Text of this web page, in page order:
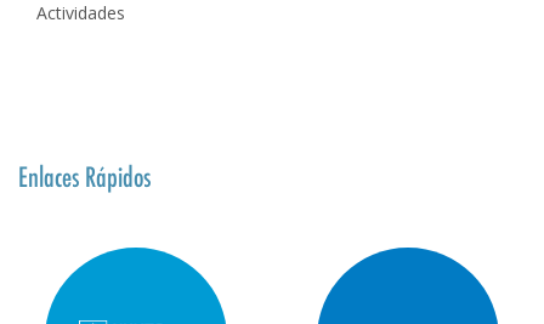
Actividades
Enlaces Rápidos